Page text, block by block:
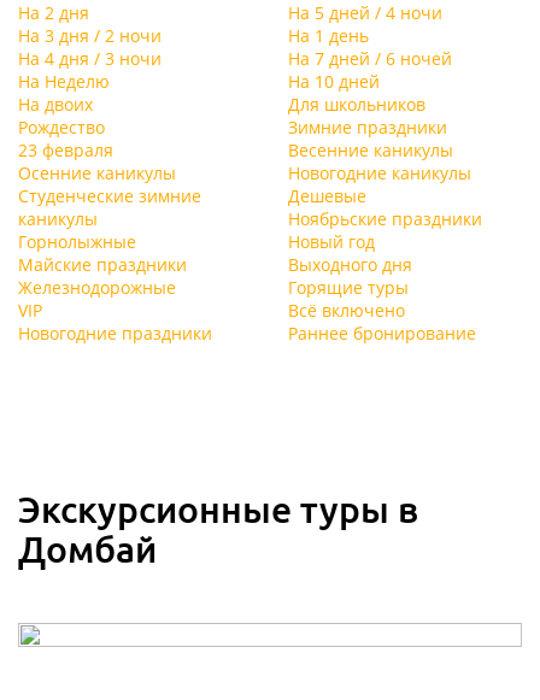
На 2 дня
На 5 дней / 4 ночи
На 3 дня / 2 ночи
На 1 день
На 4 дня / 3 ночи
На 7 дней / 6 ночей
На Неделю
На 10 дней
На двоих
Для школьников
Рождество
Зимние праздники
23 февраля
Весенние каникулы
Осенние каникулы
Новогодние каникулы
Студенческие зимние
каникулы
Дешевые
Ноябрьские праздники
Горнолыжные
Новый год
Майские праздники
Выходного дня
Железнодорожные
Горящие туры
VIP
Всё включено
Новогодние праздники
Раннее бронирование
Экскурсионные туры в
Домбай